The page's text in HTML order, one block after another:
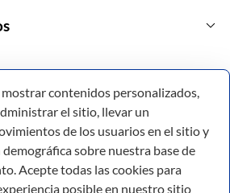
keyboard_arrow_down
contenidos personalizados,
el sitio, llevar un
de los usuarios en el sitio y
sobre nuestra base de
Acepte todas las cookies para
posible en nuestro sitio